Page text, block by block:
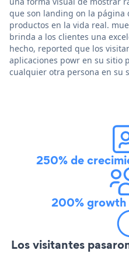
que son landing on la página
productos en la vida real.
brinda a los clientes una
hecho, reported que los
aplicaciones powr en su sitio
cualquier otra persona en su
250% de
200% growth
Los visitantes